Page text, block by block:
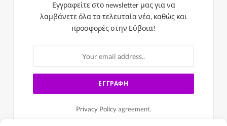
Εγγραφείτε στο newsletter μας για να
λαμβάνετε όλα τα τελευταία νέα, καθώς και
προσφορές στην Εϋβοια!
Privacy Policyagreement.